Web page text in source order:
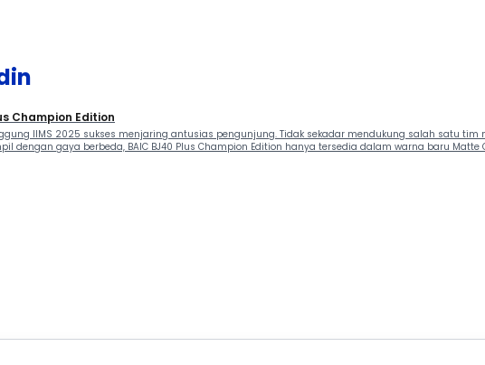
Champion Edition
IIMS 2025 sukses menjaring antusias pengunjung. Tidak sekadar mendukung salah satu
dengan gaya berbeda, BAIC BJ40 Plus Champion Edition hanya tersedia dalam warna baru